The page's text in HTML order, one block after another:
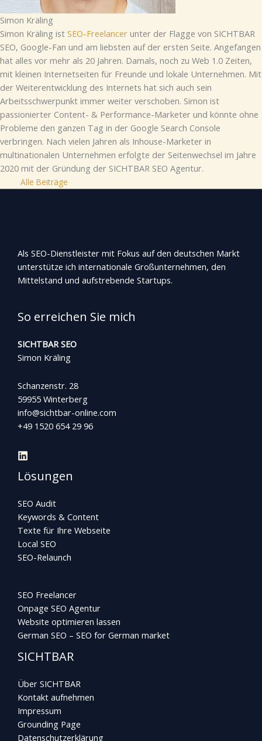
Simon Kräling
Simon Kräling ist SEO-Freelancer unter der Flagge von SICHTBAR
SEO, Google-Fan und am liebsten auf der ersten Seite. Angefangen
hat alles vor mehr als 20 Jahren. Damals, noch zu Web 1.0 Zeiten,
mit kleinen Internetseiten für Freunde und lokale Unternehmen. Mit
der Weiterentwicklung des Internets hat sich auch sein
Arbeitsschwerpunkt immer weiter verschoben. Simon ist
passionierter Content- & Performance-Marketer und könnte ohne
Probleme den ganzen Tag in der Google Search Console
verbringen. Nach vielen Jahren als Inhouse-Marketer in
multinationalen Unternehmen erfolgte der Seitenwechsel im Jahre
2020 mit der Gründung der SICHTBAR SEO Agentur.
Alle Beiträge
Als SEO-Dienstleister mit Fokus auf den deutschen Markt
unterstütze ich internationale Großunternehmen, den
Mittelstand und aufstrebende Startups.
So erreichen Sie mich
SICHTBAR SEO
Simon Kräling
Schanzenstr. 28
59955 Winterberg
info@sichtbar-online.com
+49 1520 654 29 96
Lösungen
SEO Audit
Keywords & Content
Texte für Ihre Webseite
Local SEO
SEO-Relaunch
SEO Freelancer
Onpage SEO Agentur
Website optimieren lassen
German SEO – SEO for German market
SICHTBAR
Über SICHTBAR
Kontakt aufnehmen
Impressum
Grounding Page
Datenschutzerklärung